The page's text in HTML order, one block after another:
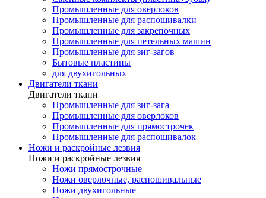
Промышленные для оверлоков
Промышленные для распошивалки
Промышленные для закрепочных
Промышленные для петельных машин
Промышленные для зиг-загов
Бытовые пластины
для двухигольных
Двигатели ткани
Двигатели ткани
Промышленные для зиг-зага
Промышленные для оверлоков
Промышленные для прямострочек
Промышленные для распошивалок
Ножи и раскройные лезвия
Ножи и раскройные лезвия
Ножи прямострочные
Ножи оверлочные, распошивальные
Ножи двухигольные